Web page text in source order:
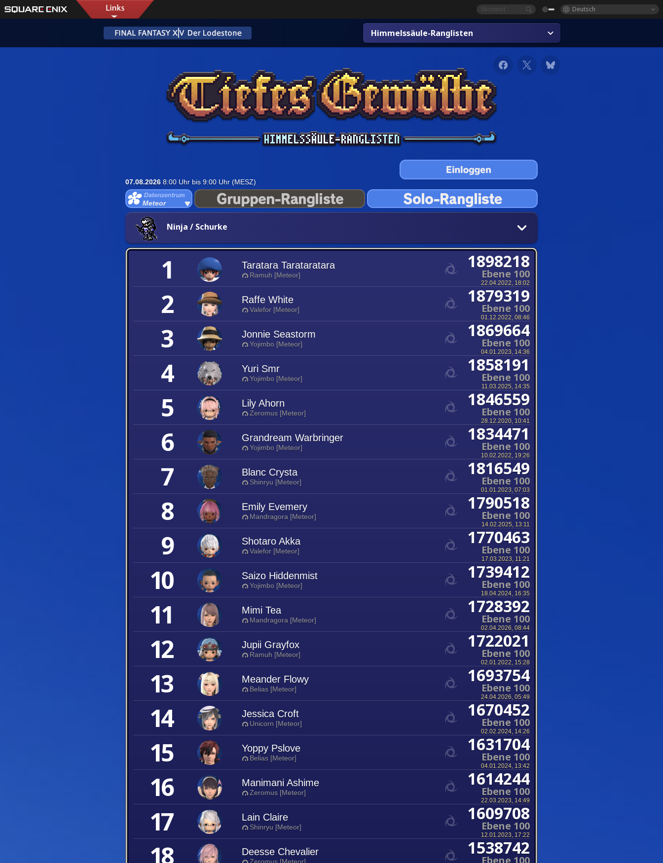
Deutsch
Himmelssäule-Ranglisten
07.08.2026 8:00 Uhr bis 9:00 Uhr (MESZ)
Meteor
Ninja / Schurke
1 Taratara Tarataratara
Ramuh [Meteor]
1898218
Ebene 100
22.04.2022, 18:02
2 Raffe White
Valefor [Meteor]
1879319
Ebene 100
01.12.2022, 08:46
3 Jonnie Seastorm
Yojimbo [Meteor]
1869664
Ebene 100
04.01.2023, 14:36
4 Yuri Smr
Yojimbo [Meteor]
1858191
Ebene 100
11.03.2025, 14:35
5 Lily Ahorn
Zeromus [Meteor]
1846559
Ebene 100
28.12.2020, 10:41
6 Grandream Warbringer
Yojimbo [Meteor]
1834471
Ebene 100
10.02.2022, 19:26
7 Blanc Crysta
Shinryu [Meteor]
1816549
Ebene 100
01.01.2023, 07:03
8 Emily Evemery
Mandragora [Meteor]
1790518
Ebene 100
14.02.2025, 13:11
9 Shotaro Akka
Valefor [Meteor]
1770463
Ebene 100
17.03.2023, 11:21
10 Saizo Hiddenmist
Yojimbo [Meteor]
1739412
Ebene 100
18.04.2024, 16:35
11 Mimi Tea
Mandragora [Meteor]
1728392
Ebene 100
02.04.2026, 08:44
12 Jupii Grayfox
Ramuh [Meteor]
1722021
Ebene 100
02.01.2022, 15:28
13 Meander Flowy
Belias [Meteor]
1693754
Ebene 100
24.04.2026, 05:49
14 Jessica Croft
Unicorn [Meteor]
1670452
Ebene 100
02.02.2024, 14:26
15 Yoppy Pslove
Belias [Meteor]
1631704
Ebene 100
04.01.2024, 13:42
16 Manimani Ashime
Zeromus [Meteor]
1614244
Ebene 100
22.03.2023, 14:49
17 Lain Claire
Shinryu [Meteor]
1609708
Ebene 100
12.01.2023, 17:22
18 Deesse Chevalier 1538742
Ebene 100